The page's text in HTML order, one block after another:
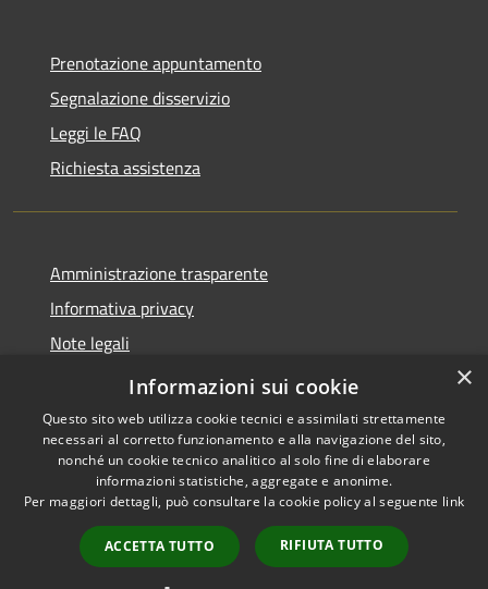
Prenotazione appuntamento
Segnalazione disservizio
Leggi le FAQ
Richiesta assistenza
Amministrazione trasparente
Informativa privacy
Note legali
Dichiarazione di accessibilità
Accessibilità
Copyright © 2026 • Comune di
Andora • Powered by
Municipium•
Accesso
redazione
×
Informazioni sui cookie
Questo sito web utilizza cookie tecnici e assimilati strettamente
necessari al corretto funzionamento e alla navigazione del sito,
nonché un cookie tecnico analitico al solo fine di elaborare
informazioni statistiche, aggregate e anonime.
Per maggiori dettagli, può consultare la cookie policy al seguente link
ACCETTA TUTTO RIFIUTA TUTTO